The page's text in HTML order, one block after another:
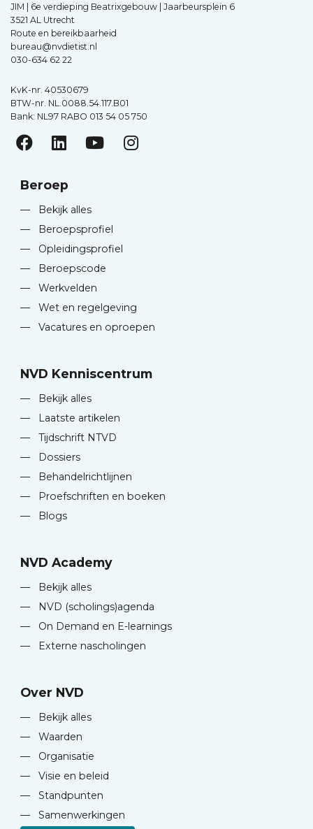
JIM | 6e verdieping Beatrixgebouw | Jaarbeursplein 6
3521 AL Utrecht
Route en bereikbaarheid
bureau@nvdietist.nl
030-634 62 22
KvK-nr. 40530679
BTW-nr. NL.0088.54.117.B01
Bank: NL97 RABO 013 54 05 750
Beroep
—
Bekijk alles
—
Beroepsprofiel
—
Opleidingsprofiel
—
Beroepscode
—
Werkvelden
—
Wet en regelgeving
—
Vacatures en oproepen
NVD Kenniscentrum
—
Bekijk alles
—
Laatste artikelen
—
Tijdschrift NTVD
—
Dossiers
—
Behandelrichtlijnen
—
Proefschriften en boeken
—
Blogs
NVD Academy
—
Bekijk alles
—
NVD (scholings)agenda
—
On Demand en E-learnings
—
Externe nascholingen
Over NVD
—
Bekijk alles
—
Waarden
—
Organisatie
—
Visie en beleid
—
Standpunten
—
Samenwerkingen